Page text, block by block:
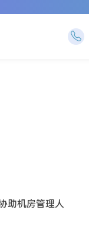
助机房管理人